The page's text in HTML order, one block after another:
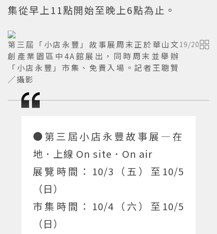
集從早上11點開始至晚上6點為止。
第三屆「小店永豐」故事展周末正於華山文
創產業園區中4A館展出，同時周末並舉辦
「小店永豐」市集、免費入場。記者王聰賢
／攝影
19/20
●第三屆小店永豐故事展—在
地．上線 On site．On air
展覽時間：10/3（五）至10/5
（日）
市集時間：10/4（六）至10/5
（日）